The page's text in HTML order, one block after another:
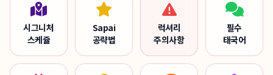
시그니처
스케쥴
Sapai
공략법
럭셔리
주의사항
필수
태국어